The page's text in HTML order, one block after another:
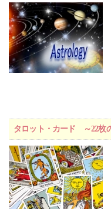
タロット・カード ～22枚